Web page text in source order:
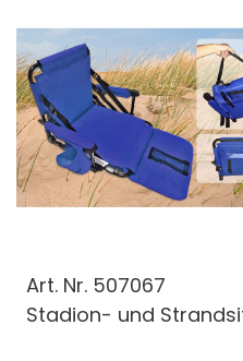
Art. Nr. 507067
Stadion- und